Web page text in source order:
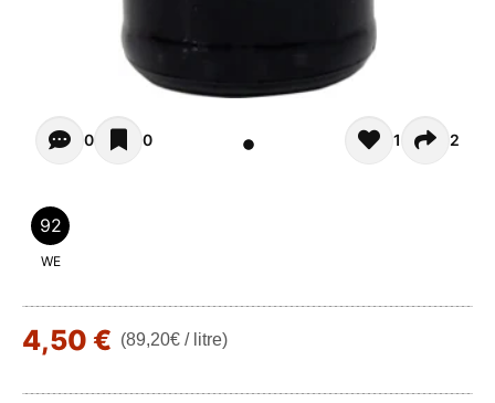
Opiniones - Pour le moment il n'y a aucun
0 0 1 2
92
WE
4,50 € (89,20€ / litre)